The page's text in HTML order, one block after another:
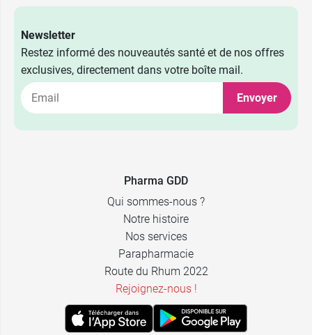
Newsletter
Restez informé des nouveautés santé et de nos offres
exclusives, directement dans votre boîte mail.
Envoyer
Pharma GDD
Qui sommes-nous ?
Notre histoire
Nos services
Parapharmacie
Route du Rhum 2022
Rejoignez-nous !